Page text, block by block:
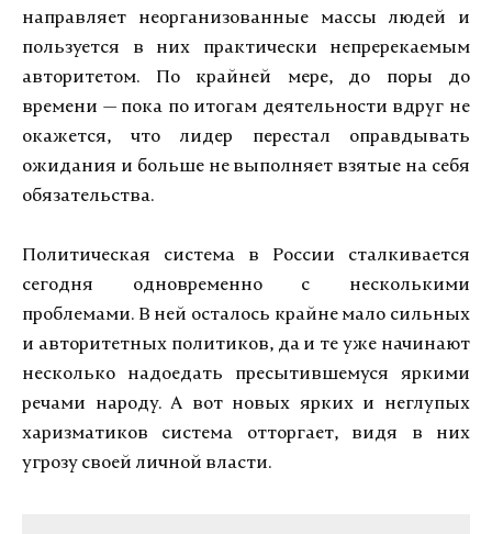
направляет неорганизованные массы людей и
пользуется в них практически непререкаемым
авторитетом. По крайней мере, до поры до
времени — пока по итогам деятельности вдруг не
окажется, что лидер перестал оправдывать
ожидания и больше не выполняет взятые на себя
обязательства.
Политическая система в России сталкивается
сегодня одновременно с несколькими
проблемами. В ней осталось крайне мало сильных
и авторитетных политиков, да и те уже начинают
несколько надоедать пресытившемуся яркими
речами народу. А вот новых ярких и неглупых
харизматиков система отторгает, видя в них
угрозу своей личной власти.